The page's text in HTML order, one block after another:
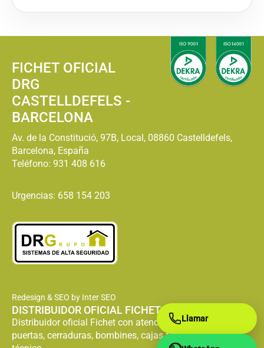
FICHET OFICIAL
DRG
CASTELLDEFELS -
BARCELONA
Av. de la Constitució, 97B, Local, 08860 Castelldefels,
Barcelona, España
Teléfono: 931 408 616
Urgencias: 658 154 203
Redesign & SEO by Inter SEO
DISTRIBUIDOR OFICIAL FICHET
Distribuidor oficial Fichet con atención especializada en
puertas, cerraduras, bombines, cajas fuertes y servicio
Llamar